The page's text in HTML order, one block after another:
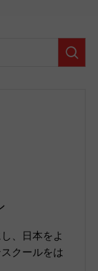
、日本をよ
クールをは